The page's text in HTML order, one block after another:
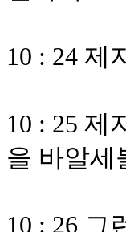
10 : 24 제
10 : 25 제
을 바알세
10 : 26 그